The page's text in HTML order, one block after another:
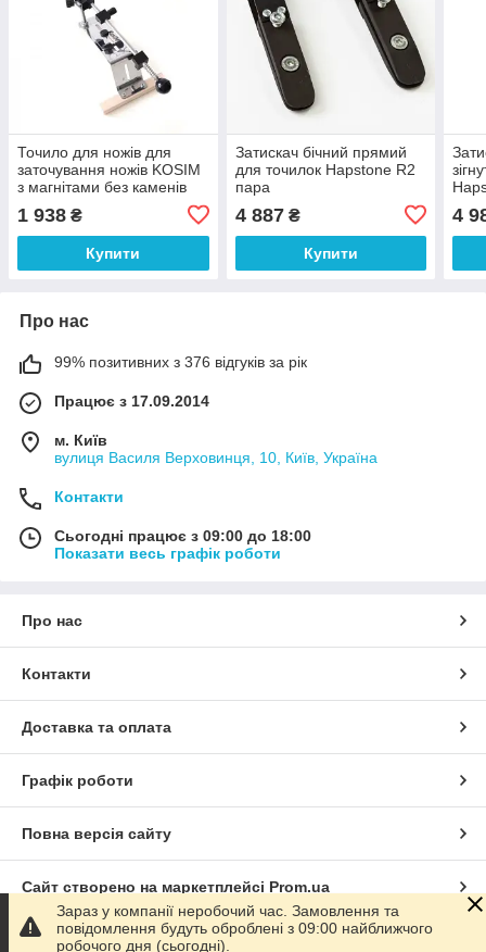
Точило для ножів для
заточування ножів KOSIM
з магнітами без каменів
1 938 ₴
Купити
Затискач бічний прямий
для точилок Hapstone R2
пара
4 887₴
Купити
4
Про нас
99% позитивних з 376 відгуків за рік
Працює з 17.09.2014
м. Київ
вулиця Василя Верховинця, 10, Київ, Україна
Контакти
Сьогодні працює з 09:00 до 18:00
Показати весь графік роботи
Про нас
Контакти
Доставка та оплата
Графік роботи
Повна версія сайту
Сайт створено на маркетплейсі Prom.ua
Політика конфіденційності
Зараз у компанії неробочий час. Замовлення та
повідомлення будуть оброблені з 09:00 найближчого
робочого дня (сьогодні).